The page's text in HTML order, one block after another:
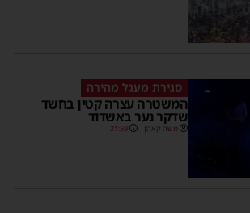
סגירת מעגל מהירה
המשטרה עצרה קטין בחשד
שדקר נער באשדוד
משה קאהן 21:59